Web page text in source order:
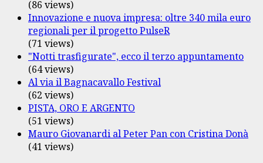
(86 views)
Innovazione e nuova impresa: oltre 340 mila euro
regionali per il progetto PulseR
(71 views)
"Notti trasfigurate", ecco il terzo appuntamento
(64 views)
Al via il Bagnacavallo Festival
(62 views)
PISTA, ORO E ARGENTO
(51 views)
Mauro Giovanardi al Peter Pan con Cristina Donà
(41 views)